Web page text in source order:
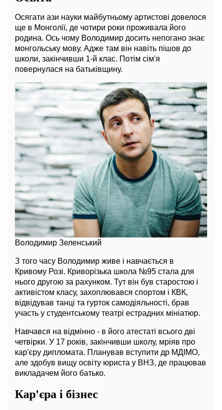
Осягати ази науки майбутньому артистові довелося
ще в Монголії, де чотири роки проживала його
родина. Ось чому Володимир досить непогано знає
монгольську мову. Адже там він навіть пішов до
школи, закінчивши 1-й клас. Потім сім'я
повернулася на батьківщину.
Володимир Зеленський
З того часу Володимир живе і навчається в
Кривому Розі. Криворізька школа №95 стала для
нього другою за рахунком. Тут він був старостою і
активістом класу, захоплювався спортом і КВК,
відвідував танці та гурток самодіяльності, брав
участь у студентському театрі естрадних мініатюр.
Навчався на відмінно - в його атестаті всього дві
четвірки. У 17 років, закінчивши школу, мріяв про
кар'єру дипломата. Планував вступити др МДІМО,
але здобув вищу освіту юриста у ВНЗ, де працював
викладачем його батько.
Кар'єра і бізнес